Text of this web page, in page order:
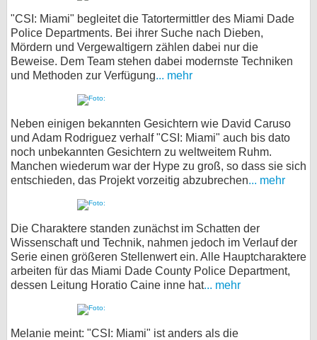
"CSI: Miami" begleitet die Tatortermittler des Miami Dade
Police Departments. Bei ihrer Suche nach Dieben,
Mördern und Vergewaltigern zählen dabei nur die
Beweise. Dem Team stehen dabei modernste Techniken
und Methoden zur Verfügung... mehr
Neben einigen bekannten Gesichtern wie David Caruso
und Adam Rodriguez verhalf "CSI: Miami" auch bis dato
noch unbekannten Gesichtern zu weltweitem Ruhm.
Manchen wiederum war der Hype zu groß, so dass sie sich
entschieden, das Projekt vorzeitig abzubrechen... mehr
Die Charaktere standen zunächst im Schatten der
Wissenschaft und Technik, nahmen jedoch im Verlauf der
Serie einen größeren Stellenwert ein. Alle Hauptcharaktere
arbeiten für das Miami Dade County Police Department,
dessen Leitung Horatio Caine inne hat... mehr
Melanie meint: "CSI: Miami" ist anders als die